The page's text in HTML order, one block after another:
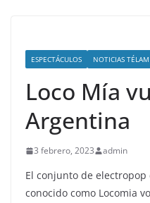
ESPECTÁCULOS NOTICIAS TÉLAM
Loco Mía
Argentina
3 febrero, 2023 admin
El conjunto de
conocido como Locomia